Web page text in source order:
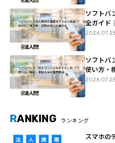
ソフトバ
全ガイド
ソフトバ
使い方・
RANKING ランキング
スマホの